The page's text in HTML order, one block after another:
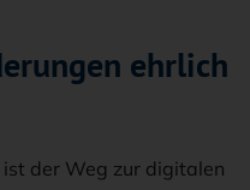
ehrlich
der Weg zur digitalen